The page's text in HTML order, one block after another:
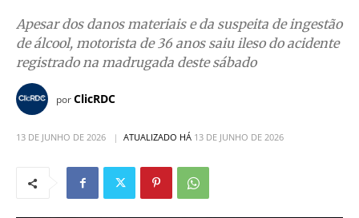
Apesar dos danos materiais e da suspeita de ingestão
de álcool, motorista de 36 anos saiu ileso do acidente
registrado na madrugada deste sábado
porClicRDC
13 DE JUNHO DE 2026 ATUALIZADO HÁ 13 DE JUNHO DE 2026